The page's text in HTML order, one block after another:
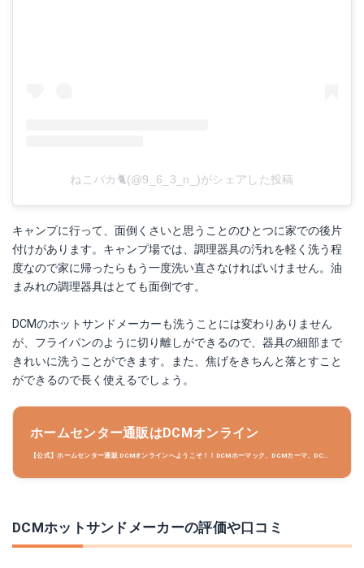
ねこバカ🐈(@9_6_3_n_)がシェアした投稿
キャンプに行って、面倒くさいと思うことのひとつに家での後片
付けがあります。キャンプ場では、調理器具の汚れを軽く洗う程
度なので家に帰ったらもう一度洗い直さなければいけません。油
まみれの調理器具はとても面倒です。
DCMのホットサンドメーカーも洗うことには変わりありません
が、フライパンのように切り離しができるので、器具の細部まで
きれいに洗うことができます。また、焦げをきちんと落とすこと
ができるので長く使えるでしょう。
ホームセンター通販はDCMオンライン
【公式】ホームセンター通販 DCMオンラインへようこそ！！DCMホーマック、DCMカーマ、DCM
DCMホットサンドメーカーの評価や口コミ